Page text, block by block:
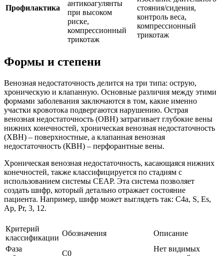
Профилактика
антикоагулянты
при высоком
риске,
компрессионный
трикотаж
стояния/сидения,
контроль веса,
компрессионный
трикотаж
Формы и степени
Венозная недостаточность делится на три типа: острую,
хроническую и клапанную. Основные различия между этими
формами заболевания заключаются в том, какие именно
участки кровотока подвергаются нарушению. Острая
венозная недостаточность (ОВН) затрагивает глубокие вены
нижних конечностей, хроническая венозная недостаточность
(ХВН) – поверхностные, а клапанная венозная
недостаточность (КВН) – перфорантные вены.
Хроническая венозная недостаточность, касающаяся нижних
конечностей, также классифицируется по стадиям с
использованием системы CEAP. Эта система позволяет
создать шифр, который детально отражает состояние
пациента. Например, шифр может выглядеть так: C4a, S, Es,
Ap, Pr, 3, 12.
Критерий
классификации
Обозначения
Описание
Фаза
C0
Нет видимых